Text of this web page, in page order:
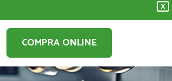
X
COMPRA ONLINE